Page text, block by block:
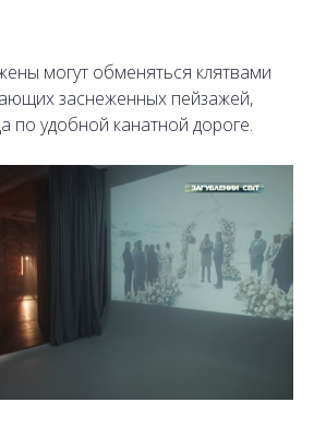
могут обменяться клятвами
заснеженных пейзажей,
по удобной канатной дороге.